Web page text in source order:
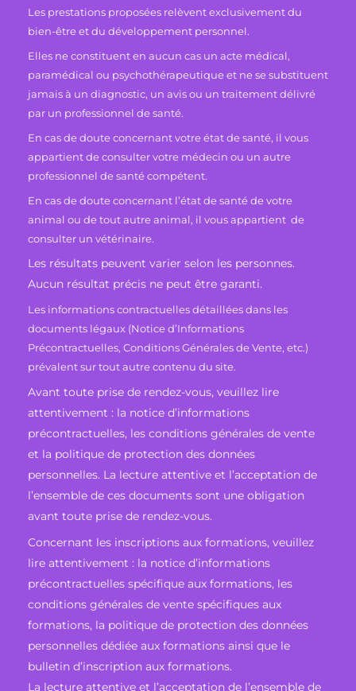
Les prestations proposées relèvent exclusivement du
bien-être et du développement personnel.
Elles ne constituent en aucun cas un acte médical,
paramédical ou psychothérapeutique et ne se substituent
jamais à un diagnostic, un avis ou un traitement délivré
par un professionnel de santé.
En cas de doute concernant votre état de santé, il vous
appartient de consulter votre médecin ou un autre
professionnel de santé compétent.
En cas de doute concernant l’état de santé de votre
animal ou de tout autre animal, il vous appartient de
consulter un vétérinaire.
Les résultats peuvent varier selon les personnes.
Aucun résultat précis ne peut être garanti.
Les informations contractuelles détaillées dans les
documents légaux (Notice d’Informations
Précontractuelles, Conditions Générales de Vente, etc.)
prévalent sur tout autre contenu du site.
Avant toute prise de rendez-vous, veuillez lire
attentivement : la notice d’informations
précontractuelles, les conditions générales de vente
et la politique de protection des données
personnelles. La lecture attentive et l’acceptation de
l’ensemble de ces documents sont une obligation
avant toute prise de rendez-vous.
Concernant les inscriptions aux formations, veuillez
lire attentivement : la notice d’informations
précontractuelles spécifique aux formations, les
conditions générales de vente spécifiques aux
formations, la politique de protection des données
personnelles dédiée aux formations ainsi que le
bulletin d’inscription aux formations.
La lecture attentive et l’acceptation de l’ensemble de